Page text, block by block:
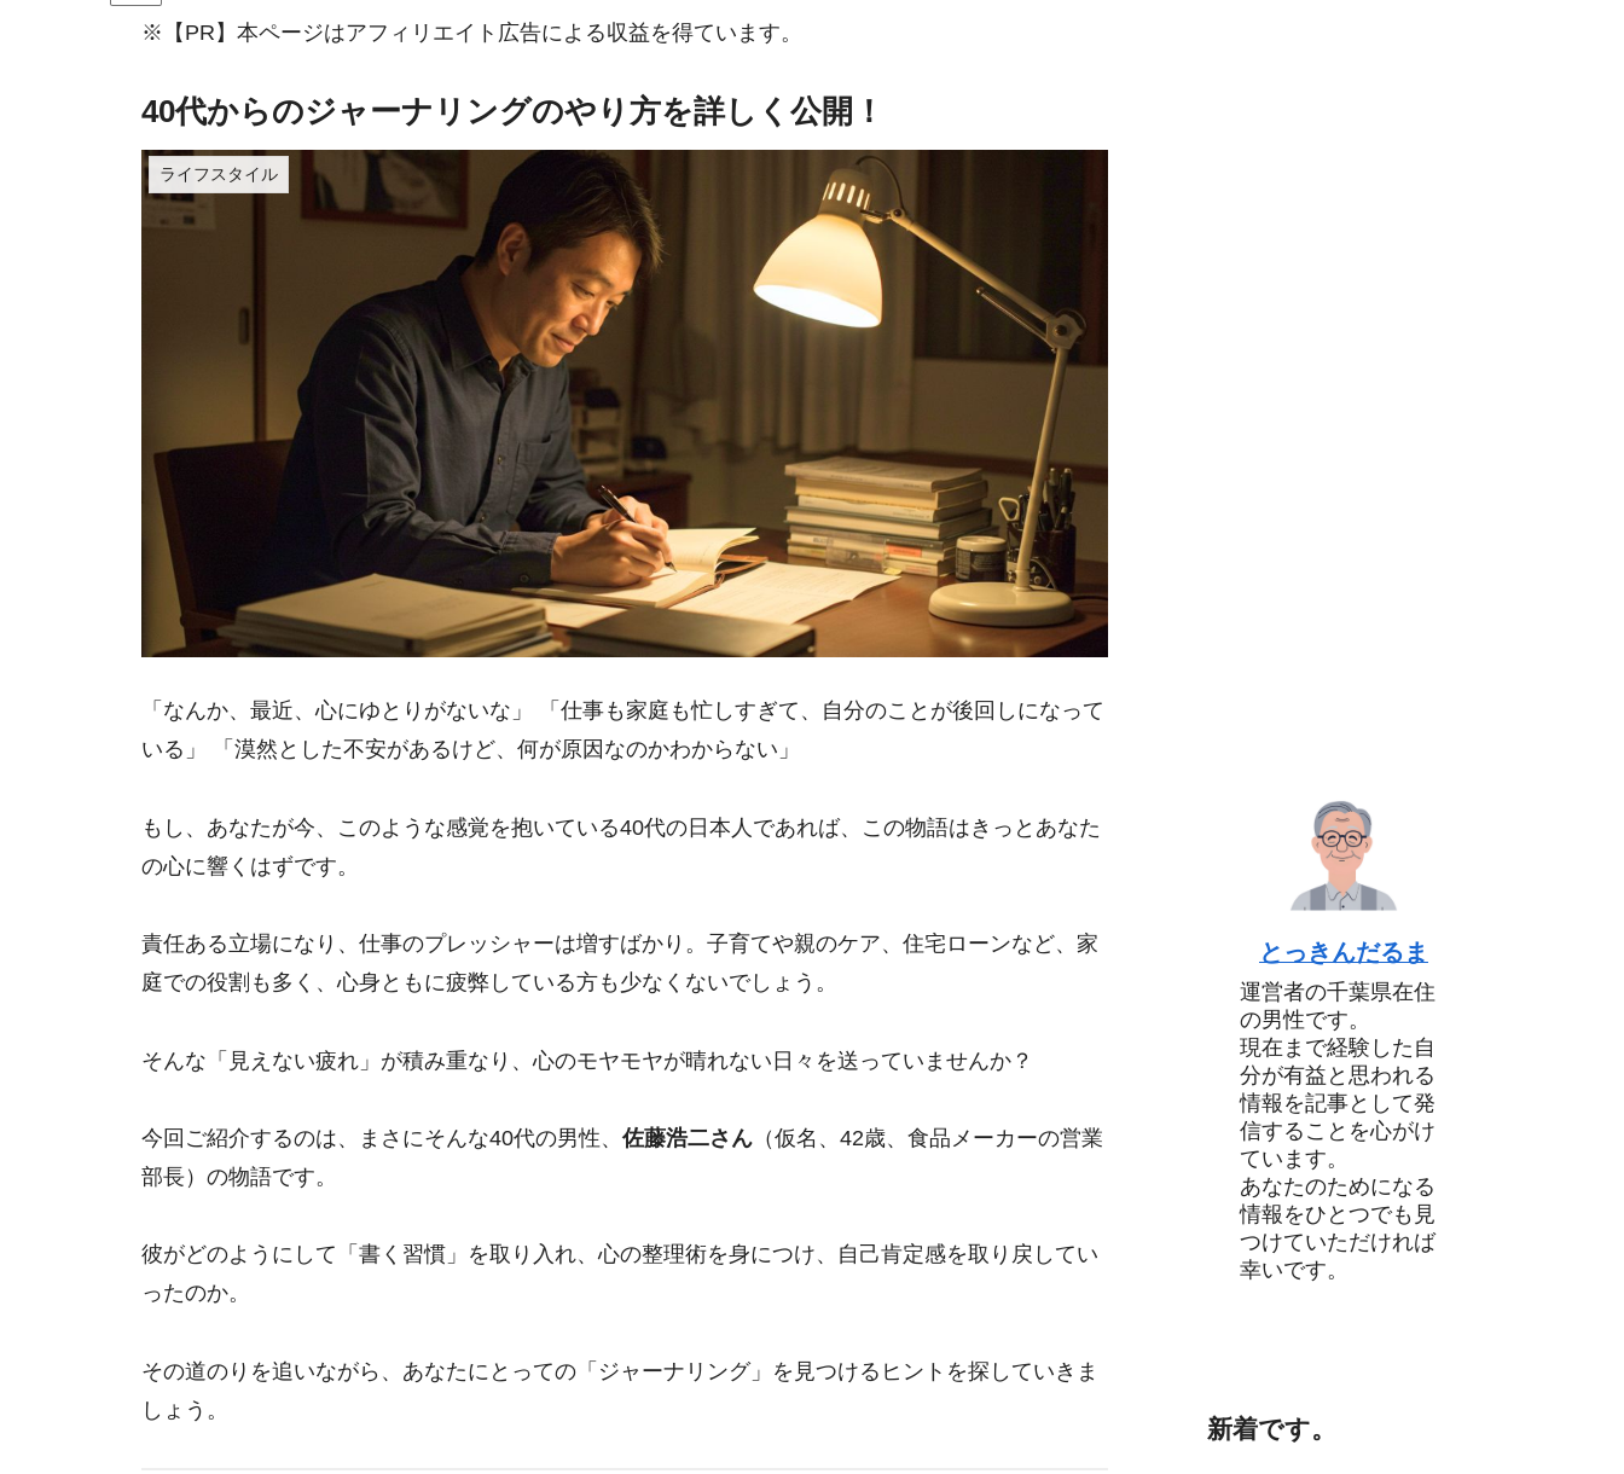
※【PR】本ページはアフィリエイト広告による収益を得ています。
40代からのジャーナリングのやり方を詳しく公開！
ライフスタイル
「なんか、最近、心にゆとりがないな」 「仕事も家庭も忙しすぎて、自分のことが後回しになって
いる」 「漠然とした不安があるけど、何が原因なのかわからない」
もし、あなたが今、このような感覚を抱いている40代の日本人であれば、この物語はきっとあなた
の心に響くはずです。
責任ある立場になり、仕事のプレッシャーは増すばかり。子育てや親のケア、住宅ローンなど、家
庭での役割も多く、心身ともに疲弊している方も少なくないでしょう。
そんな「見えない疲れ」が積み重なり、心のモヤモヤが晴れない日々を送っていませんか？
今回ご紹介するのは、まさにそんな40代の男性、 佐藤浩二さん （仮名、42歳、食品メーカーの営業
部長）の物語です。
彼がどのようにして「書く習慣」を取り入れ、心の整理術を身につけ、自己肯定感を取り戻してい
ったのか。
その道のりを追いながら、あなたにとっての「ジャーナリング」を見つけるヒントを探していきま
しょう。
とっきんだるま
運営者の千葉県在住
の男性です。
現在まで経験した自
分が有益と思われる
情報を記事として発
信することを心がけ
ています。
あなたのためになる
情報をひとつでも見
つけていただければ
幸いです。
新着です。